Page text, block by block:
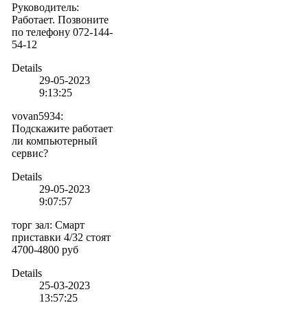
Руководитель:
Работает. Позвоните
по телефону 072-144-
54-12
Details
29-05-2023
9:13:25
vovan5934:
Подскажите работает
ли компьютерный
сервис?
Details
29-05-2023
9:07:57
торг зал: Смарт
приставки 4/32 стоят
4700-4800 руб
Details
25-03-2023
13:57:25